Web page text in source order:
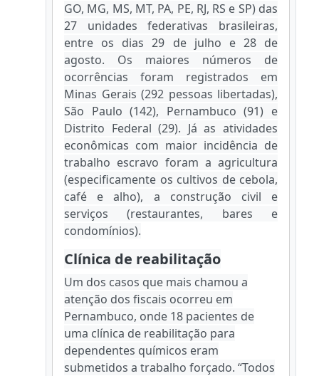
GO, MG, MS, MT, PA, PE, RJ, RS e SP) das
27 unidades federativas brasileiras,
entre os dias 29 de julho e 28 de
agosto. Os maiores números de
ocorrências foram registrados em
Minas Gerais (292 pessoas libertadas),
São Paulo (142), Pernambuco (91) e
Distrito Federal (29). Já as atividades
econômicas com maior incidência de
trabalho escravo foram a agricultura
(especificamente os cultivos de cebola,
café e alho), a construção civil e
serviços (restaurantes, bares e
condomínios).
Clínica de reabilitação
Um dos casos que mais chamou a
atenção dos fiscais ocorreu em
Pernambuco, onde 18 pacientes de
uma clínica de reabilitação para
dependentes químicos eram
submetidos a trabalho forçado. “Todos